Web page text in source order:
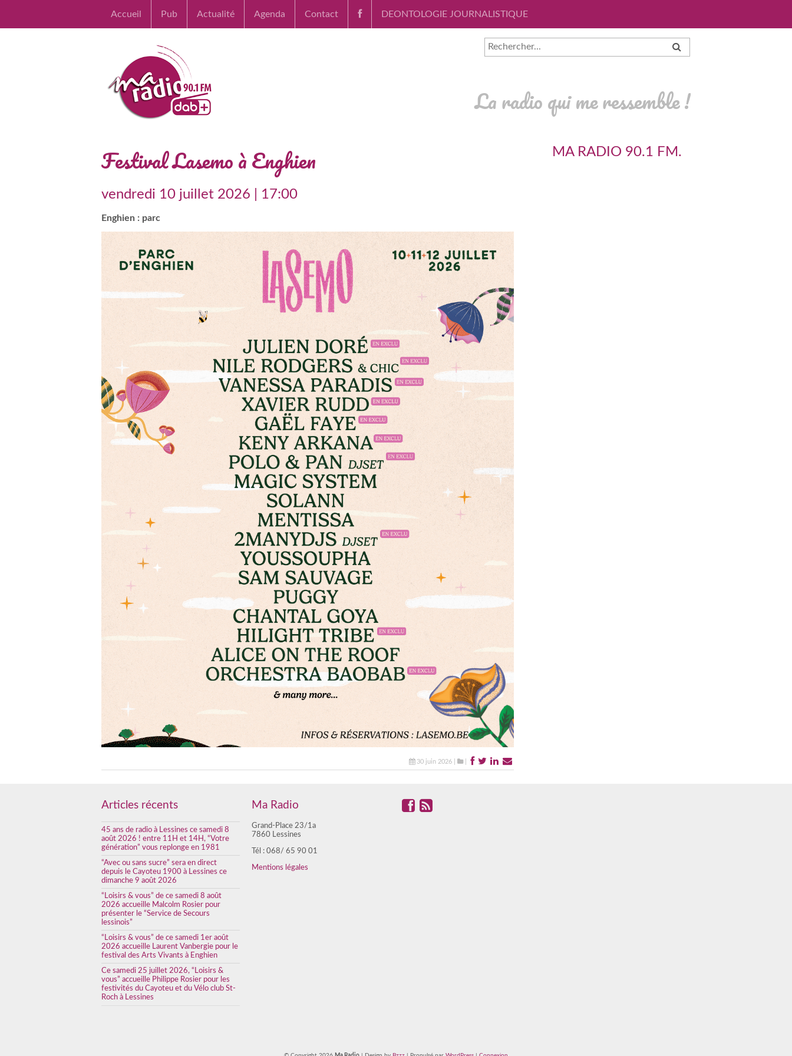
Accueil Pub Actualité Agenda Contact DEONTOLOGIE JOURNALISTIQUE
La radio qui me ressemble !
Festival Lasemo à Enghien
vendredi 10 juillet 2026 | 17:00
Enghien : parc
30 juin 2026 | |
MA RADIO 90.1 FM.
Articles récents
45 ans de radio à Lessines ce samedi 8
août 2026 ! entre 11H et 14H, “Votre
génération” vous replonge en 1981
“Avec ou sans sucre” sera en direct
depuis le Cayoteu 1900 à Lessines ce
dimanche 9 août 2026
“Loisirs & vous” de ce samedi 8 août
2026 accueille Malcolm Rosier pour
présenter le “Service de Secours
lessinois”
“Loisirs & vous” de ce samedi 1er août
2026 accueille Laurent Vanbergie pour le
festival des Arts Vivants à Enghien
Ce samedi 25 juillet 2026, “Loisirs &
vous” accueille Philippe Rosier pour les
festivités du Cayoteu et du Vélo club St-
Roch à Lessines
Ma Radio
Grand-Place 23/1a
7860 Lessines
Tél : 068/ 65 90 01
Mentions légales